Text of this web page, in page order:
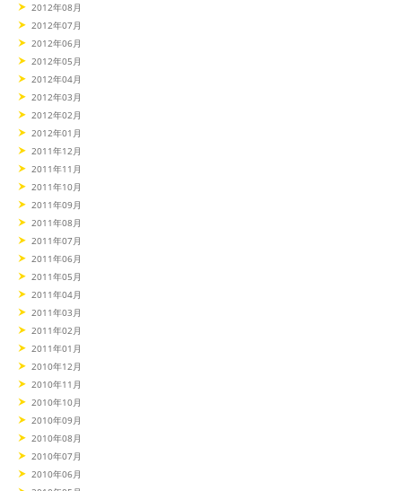
2012年08月
2012年07月
2012年06月
2012年05月
2012年04月
2012年03月
2012年02月
2012年01月
2011年12月
2011年11月
2011年10月
2011年09月
2011年08月
2011年07月
2011年06月
2011年05月
2011年04月
2011年03月
2011年02月
2011年01月
2010年12月
2010年11月
2010年10月
2010年09月
2010年08月
2010年07月
2010年06月